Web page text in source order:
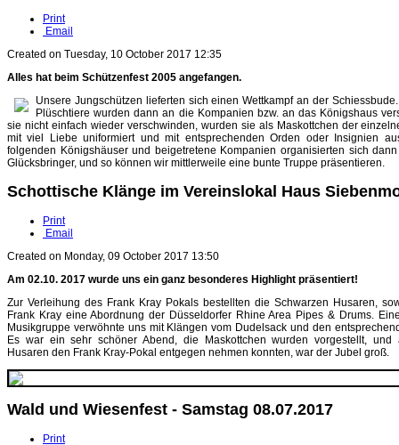
Print
Email
Created on Tuesday, 10 October 2017 12:35
Alles hat beim Schützenfest 2005 angefangen.
Unsere Jungschützen lieferten sich einen Wettkampf an der
Plüschtiere wurden dann an die Kompanien bzw. an das Königshaus
sie nicht einfach wieder verschwinden, wurden sie als Maskottchen der
mit viel Liebe uniformiert und mit entsprechenden Orden oder Insignien
folgenden Königshäuser und beigetretene Kompanien organisierten sich
Glücksbringer, und so können wir mittlerweile eine bunte Truppe präsentieren.
Schottische Klänge im Vereinslokal Haus
Print
Email
Created on Monday, 09 October 2017 13:50
Am 02.10. 2017 wurde uns ein ganz besonderes Highlight präsentiert!
Zur Verleihung des Frank Kray Pokals bestellten die Schwarzen Husaren,
Frank Kray eine Abordnung der Düsseldorfer Rhine Area Pipes & Drums.
Musikgruppe verwöhnte uns mit Klängen vom Dudelsack und den
Es war ein sehr schöner Abend, die Maskottchen wurden vorgestellt,
Husaren den Frank Kray-Pokal entgegen nehmen konnten, war der Jubel groß.
Wald und Wiesenfest - Samstag 08.07.2017
Print